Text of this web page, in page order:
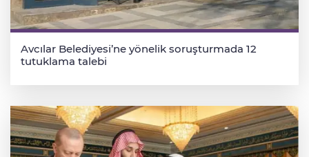
Avcılar Belediyesi’ne yönelik soruşturmada 12
tutuklama talebi